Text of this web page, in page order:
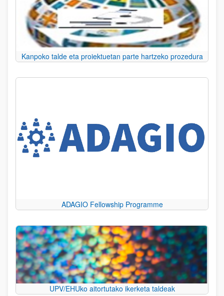
Kanpoko talde eta proiektuetan parte hartzeko prozedura
ADAGIO Fellowship Programme
UPV/EHUko aitortutako ikerketa taldeak